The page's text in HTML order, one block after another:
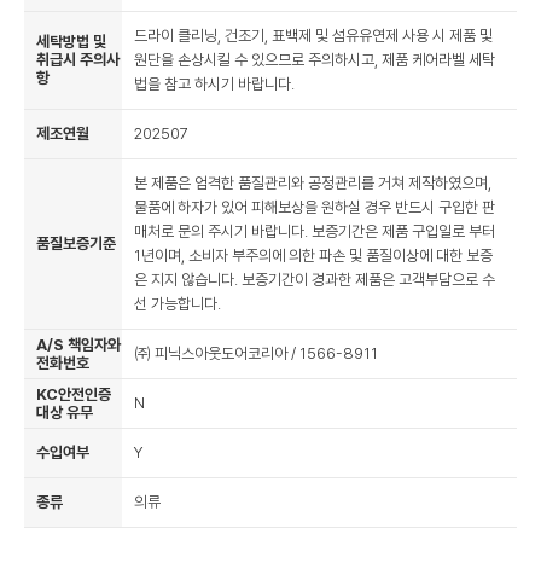
세탁방법 및
취급시 주의사
항
드라이 클리닝, 건조기, 표백제 및 섬유유연제 사용 시 제품 및
원단을 손상시킬 수 있으므로 주의하시고, 제품 케어라벨 세탁
법을 참고 하시기 바랍니다.
제조연월 202507
품질보증기준
본 제품은 엄격한 품질관리와 공정관리를 거쳐 제작하였으며,
물품에 하자가 있어 피해보상을 원하실 경우 반드시 구입한 판
매처로 문의 주시기 바랍니다. 보증기간은 제품 구입일로 부터
1년이며, 소비자 부주의에 의한 파손 및 품질이상에 대한 보증
은 지지 않습니다. 보증기간이 경과한 제품은 고객부담으로 수
선 가능합니다.
A/S 책임자와
전화번호
㈜ 피닉스아웃도어코리아 / 1566-8911
KC안전인증
대상 유무
N
수입여부 Y
종류 의류